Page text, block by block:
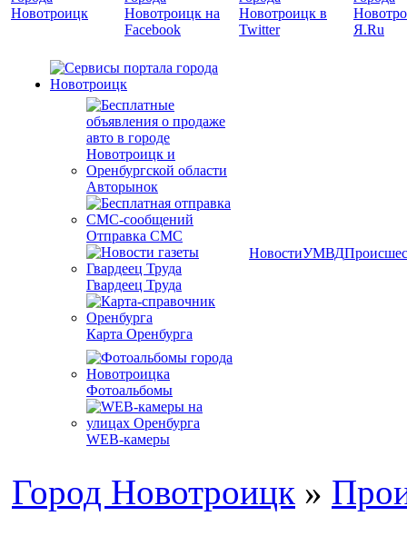
Авторынок
Отправка СМС
Гвардеец Труда
Карта Оренбурга
Фотоальбомы
WEB-камеры
НовостиУМВД
Город Новотроицк »